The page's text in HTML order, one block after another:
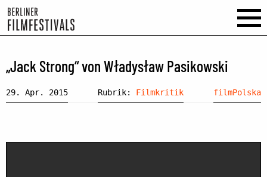
„Jack Strong“ von Władysław Pasikowski
29. Apr. 2015 Rubrik: Filmkritik filmPolska